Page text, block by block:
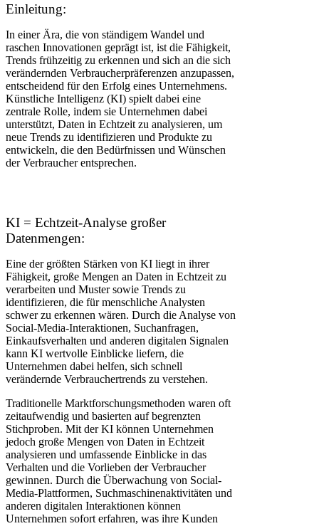
Einleitung:
In einer Ära, die von ständigem Wandel und
raschen Innovationen geprägt ist, ist die Fähigkeit,
Trends frühzeitig zu erkennen und sich an die sich
verändernden Verbraucherpräferenzen anzupassen,
entscheidend für den Erfolg eines Unternehmens.
Künstliche Intelligenz (KI) spielt dabei eine
zentrale Rolle, indem sie Unternehmen dabei
unterstützt, Daten in Echtzeit zu analysieren, um
neue Trends zu identifizieren und Produkte zu
entwickeln, die den Bedürfnissen und Wünschen
der Verbraucher entsprechen.
KI = Echtzeit-Analyse großer
Datenmengen:
Eine der größten Stärken von KI liegt in ihrer
Fähigkeit, große Mengen an Daten in Echtzeit zu
verarbeiten und Muster sowie Trends zu
identifizieren, die für menschliche Analysten
schwer zu erkennen wären. Durch die Analyse von
Social-Media-Interaktionen, Suchanfragen,
Einkaufsverhalten und anderen digitalen Signalen
kann KI wertvolle Einblicke liefern, die
Unternehmen dabei helfen, sich schnell
verändernde Verbrauchertrends zu verstehen.
Traditionelle Marktforschungsmethoden waren oft
zeitaufwendig und basierten auf begrenzten
Stichproben. Mit der KI können Unternehmen
jedoch große Mengen von Daten in Echtzeit
analysieren und umfassende Einblicke in das
Verhalten und die Vorlieben der Verbraucher
gewinnen. Durch die Überwachung von Social-
Media-Plattformen, Suchmaschinenaktivitäten und
anderen digitalen Interaktionen können
Unternehmen sofort erfahren, was ihre Kunden